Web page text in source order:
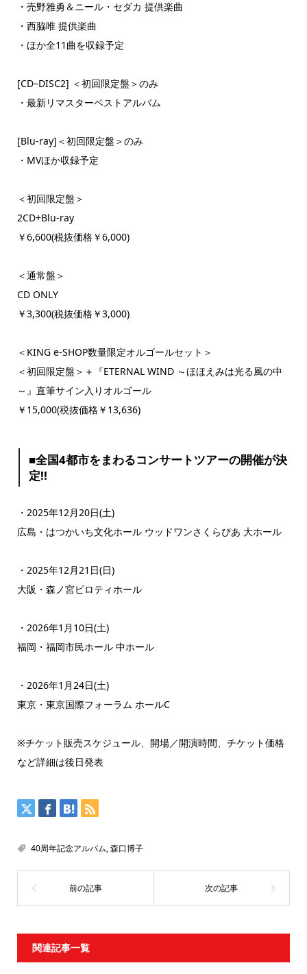
・売野雅勇＆ニール・セダカ 提供楽曲
・西脇唯 提供楽曲
・ほか全11曲を収録予定
[CD–DISC2] ＜初回限定盤＞のみ
・最新リマスターベストアルバム
[Blu-ray]＜初回限定盤＞のみ
・MVほか収録予定
＜初回限定盤＞
2CD+Blu-ray
￥6,600(税抜価格￥6,000)
＜通常盤＞
CD ONLY
￥3,300(税抜価格￥3,000)
＜KING e-SHOP数量限定オルゴールセット＞
＜初回限定盤＞＋『ETERNAL WIND ～ほほえみは光る風の中
～』直筆サイン入りオルゴール
￥15,000(税抜価格￥13,636)
■全国4都市をまわるコンサートツアーの開催が決
定!!
・2025年12月20日(土)
広島・はつかいち文化ホール ウッドワンさくらぴあ 大ホール
・2025年12月21日(日)
大阪・森ノ宮ピロティホール
・2026年1月10日(土)
福岡・福岡市民ホール 中ホール
・2026年1月24日(土)
東京・東京国際フォーラム ホールC
※チケット販売スケジュール、開場／開演時間、チケット価格
など詳細は後日発表
40周年記念アルバム,森口博子
関連記事一覧